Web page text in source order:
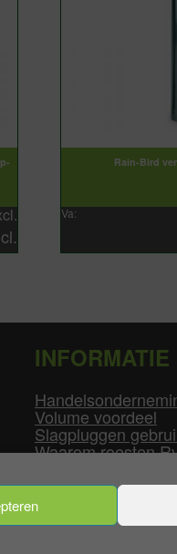
Rain-Bird
Va:
INFORMATIE
Volume voordeel
Slagpluggen
Waarom roesten
Pvc-buizen
Flenzen tabel